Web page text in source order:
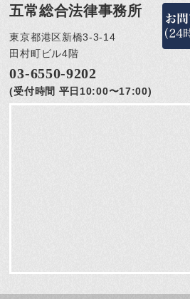
五常総合法律事務所
東京都港区新橋3-3-14
田村町ビル4階
03-6550-9202
(受付時間 平日10:00〜17:00)